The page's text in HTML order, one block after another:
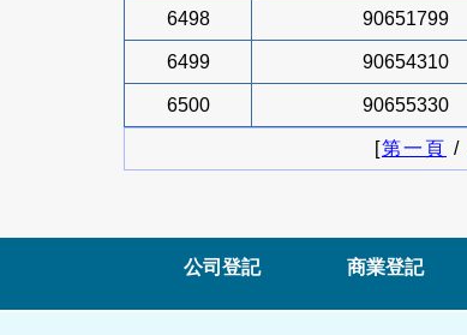
6498 90651799
6499 90654310
6500 90655330
[第一頁 /
公司登記 商業登記